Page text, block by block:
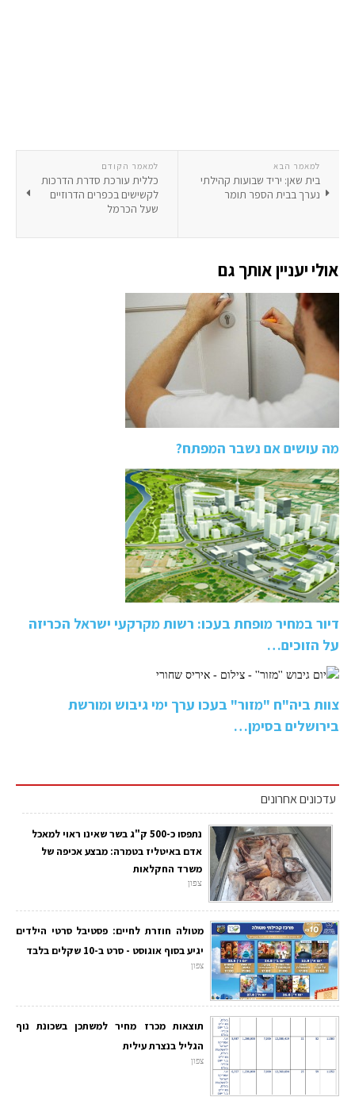
למאמר הקודם
כללית עורכת סדרת הדרכות
לקשישים בכפרים הדרוזיים
שעל הכרמל
למאמר הבא
בית שאן: יריד שבועות קהילתי
נערך בבית הספר תומר
אולי יעניין אותך גם
מה עושים אם נשבר המפתח?
דיור במחיר מופחת בעכו: רשות מקרקעי ישראל הכריזה
על הזוכים…
צוות ביה"ח "מזור" בעכו ערך ימי גיבוש ומורשת
בירושלים בסימן…
עדכונים אחרונים
נתפסו כ-500 ק"ג בשר שאינו ראוי למאכל
אדם באיטליז בטמרה: מבצע אכיפה של
משרד החקלאות
צפון
מטולה חוזרת לחיים: פסטיבל סרטי הילדים
יגיע בסוף אוגוסט - סרט ב-10 שקלים בלבד
צפון
תוצאות מכרז מחיר למשתכן בשכונת נוף
הגליל בנצרת עילית
צפון